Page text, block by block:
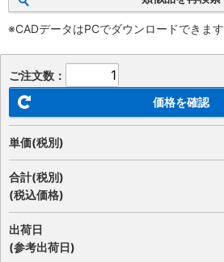
※CADデータはPCでダウンロードできます
ご注文数：
価格を確認
単価(税別)
合計(税別)
(税込価格)
出荷日
(参考出荷日)